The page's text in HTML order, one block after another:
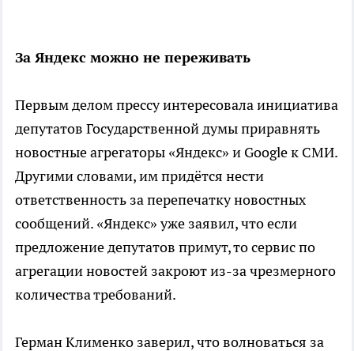
За Яндекс можно не переживать
Первым делом прессу интересовала инициатива
депутатов Государственной думы приравнять
новостные агрегаторы «Яндекс» и Google к СМИ.
Другими словами, им придётся нести
ответственность за перепечатку новостных
сообщений. «Яндекс» уже заявил, что если
предложение депутатов примут, то сервис по
агрегации новостей закроют из-за чрезмерного
количества требований.
Герман Клименко заверил, что волноваться за